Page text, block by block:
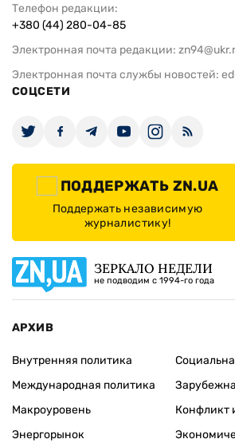
Телефон редакции:
+380 (44) 280-04-85
Электронная почта редакции:
Электронная почта службы новостей:
СОЦСЕТИ
ПОДДЕРЖАТЬ ZN.UA
Поддержать независимую
журналистику!
ЗЕРКАЛО НЕДЕЛИ
не подводим с 1994-го года
АРХИВ
Внутренняя политика
Международная политика
Макроуровень
Энергорынок
Конфликт